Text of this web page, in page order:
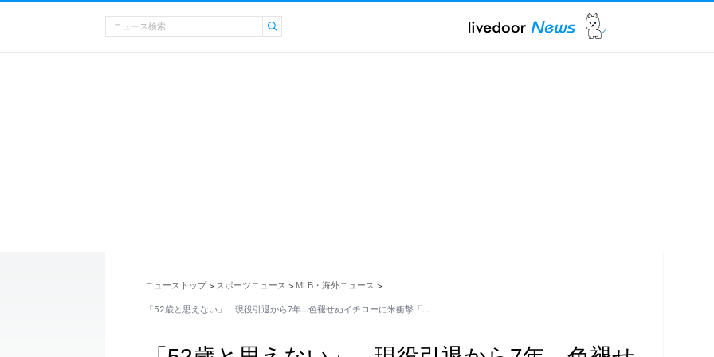
ニューストップ > スポーツニュース > MLB・海外ニュース >
「52歳と思えない」 現役引退から7年…色褪せぬイチローに米衝撃「…